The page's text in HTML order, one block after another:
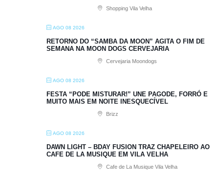
Shopping Vila Velha
AGO 08 2026
RETORNO DO “SAMBA DA MOON” AGITA O FIM DE
SEMANA NA MOON DOGS CERVEJARIA
Cervejaria Moondogs
AGO 08 2026
FESTA “PODE MISTURAR!” UNE PAGODE, FORRÓ E
MUITO MAIS EM NOITE INESQUECÍVEL
Brizz
AGO 08 2026
DAWN LIGHT – BDAY FUSION TRAZ CHAPELEIRO AO
CAFE DE LA MUSIQUE EM VILA VELHA
Cafe de La Musique Vila Velha